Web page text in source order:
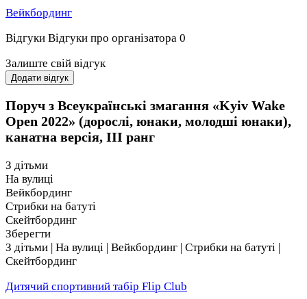
Вейкбординг
Відгуки Відгуки про організатора 0
Залиште свій відгук
Додати відгук
Поруч з Всеукраїнські змагання «Kyiv Wake
Open 2022» (дорослі, юнаки, молодші юнаки),
канатна версія, ІІІ ранг
З дітьми
На вулиці
Вейкбординг
Стрибки на батуті
Скейтбординг
Зберегти
З дітьми | На вулиці | Вейкбординг | Стрибки на батуті |
Скейтбординг
Дитячий спортивний табір Flip Club